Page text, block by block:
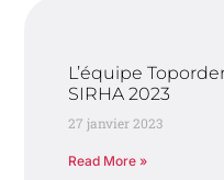
L’équipe
SIRHA 2023
27 janvier 2023
Read More »